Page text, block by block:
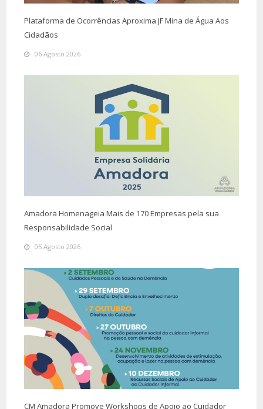
Plataforma de Ocorrências Aproxima JF Mina de Água Aos
Cidadãos
06 Agosto 2026
Amadora Homenageia Mais de 170 Empresas pela sua
Responsabilidade Social
05 Agosto 2026
CM Amadora Promove Workshops de Apoio ao Cuidador